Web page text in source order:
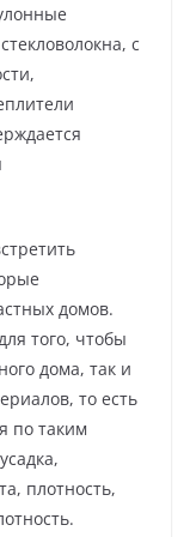
с
домов.
того, чтобы
дома, так и
то есть
по таким
плотность,